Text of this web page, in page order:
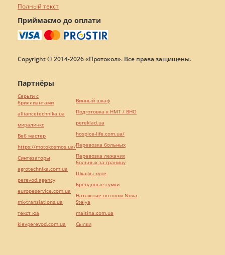
Полный текст
Приймаємо до оплати
Copyright © 2014-2026 «Протокол». Все права защищены.
Партнёры
Серьги с
бриллиантами
alliancetechnika.ua
миралинкс
Веб мастер
https://motokosmos.ua/
Синтезаторы
agrotechnika.com.ua
perevod.agency
europeservice.com.ua
mk-translations.ua
текст юа
kievperevod.com.ua
Винный шкаф
Подготовка к НМТ / ВНО
pereklad.ua
hospice-life.com.ua/
Перевозка больных
Перевозка лежачих
больных за границу
Шкафы купе
Брендовые сумки
Натяжные потолки Nova
Stelya
maltina.com.ua
Cылки